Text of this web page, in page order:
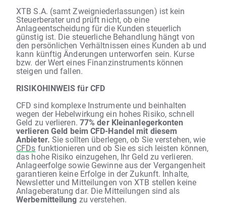
XTB S.A. (samt Zweigniederlassungen) ist kein
Steuerberater und prüft nicht, ob eine
Anlageentscheidung für die Kunden steuerlich
günstig ist. Die steuerliche Behandlung hängt von
den persönlichen Verhältnissen eines Kunden ab und
kann künftig Änderungen unterworfen sein. Kurse
bzw. der Wert eines Finanzinstruments können
steigen und fallen.
RISIKOHINWEIS für CFD
CFD sind komplexe Instrumente und beinhalten
wegen der Hebelwirkung ein hohes Risiko, schnell
Geld zu verlieren. 77% der Kleinanlegerkonten
verlieren Geld beim CFD-Handel mit diesem
Anbieter. Sie sollten überlegen, ob Sie verstehen, wie
CFDs funktionieren und ob Sie es sich leisten können,
das hohe Risiko einzugehen, Ihr Geld zu verlieren.
Anlageerfolge sowie Gewinne aus der Vergangenheit
garantieren keine Erfolge in der Zukunft. Inhalte,
Newsletter und Mitteilungen von XTB stellen keine
Anlageberatung dar. Die Mitteilungen sind als
Werbemitteilung zu verstehen.